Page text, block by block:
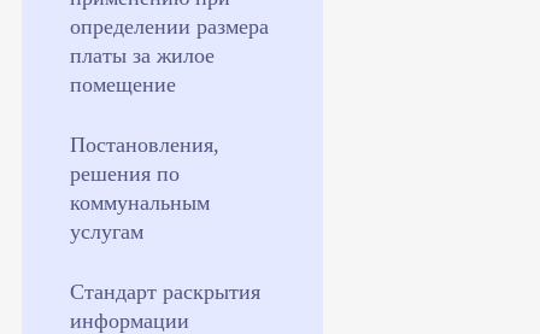
определении размера
платы за жилое
помещение
Постановления,
решения по
коммунальным
услугам
Стандарт раскрытия
информации